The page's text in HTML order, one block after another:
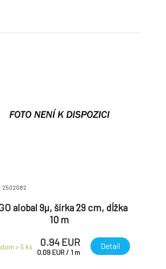
2502082
alobal 9µ, šírka 29 cm, dĺžka
10 m
> 5 ks 0.94 EUR
0.09 EUR/ 1 m
Detail